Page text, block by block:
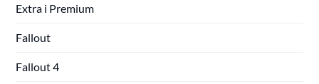
Extra i Premium
Fallout
Fallout 4